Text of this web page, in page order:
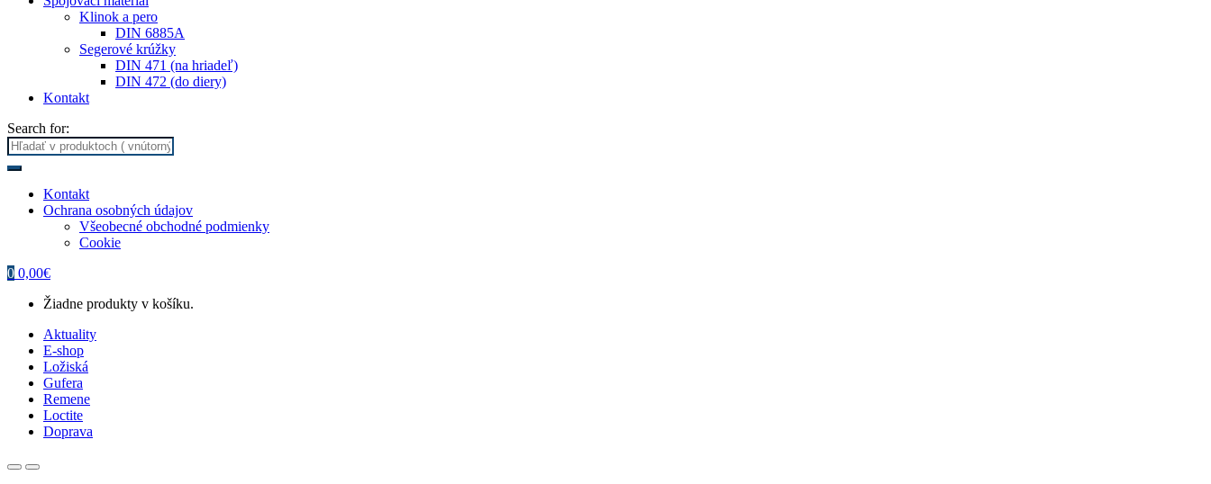
Klinok a pero
DIN 6885A
Segerové krúžky
DIN 471 (na hriadeľ)
DIN 472 (do diery)
Kontakt
Search for:
Kontakt
Ochrana osobných údajov
Všeobecné obchodné podmienky
Cookie
0 0,00€
Žiadne produkty v košíku.
Aktuality
E-shop
Ložiská
Gufera
Remene
Loctite
Doprava